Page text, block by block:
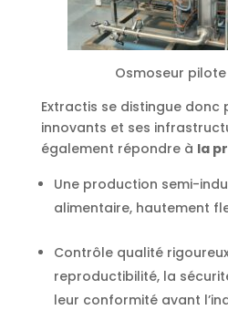
Osmoseur pilote
Extractis se distingue donc
innovants et ses
également répondre à la
Une production semi-
alimentaire, hautement
Contrôle qualité
reproductibilité, la
leur conformité avant